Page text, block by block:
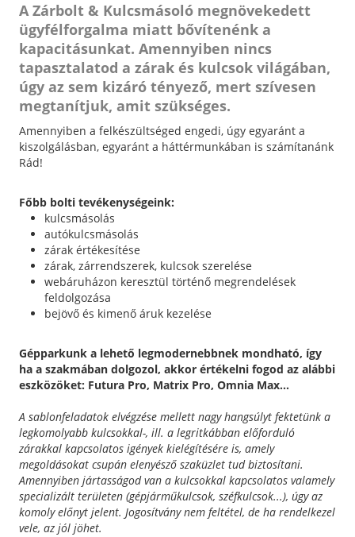
A Zárbolt & Kulcsmásoló megnövekedett
ügyfélforgalma miatt bővítenénk a
kapacitásunkat. Amennyiben nincs
tapasztalatod a zárak és kulcsok világában,
úgy az sem kizáró tényező, mert szívesen
megtanítjuk, amit szükséges.
Amennyiben a felkészültséged engedi, úgy egyaránt a
kiszolgálásban, egyaránt a háttérmunkában is számítanánk
Rád!
Főbb bolti tevékenységeink:
kulcsmásolás
autókulcsmásolás
zárak értékesítése
zárak, zárrendszerek, kulcsok szerelése
webáruházon keresztül történő megrendelések
feldolgozása
bejövő és kimenő áruk kezelése
Gépparkunk a lehető legmodernebbnek mondható, így
ha a szakmában dolgozol, akkor értékelni fogod az alábbi
eszközöket: Futura Pro, Matrix Pro, Omnia Max...
A sablonfeladatok elvégzése mellett nagy hangsúlyt fektetünk a
legkomolyabb kulcsokkal-, ill. a legritkábban előforduló
zárakkal kapcsolatos igények kielégítésére is, amely
megoldásokat csupán elenyésző szaküzlet tud biztosítani.
Amennyiben jártasságod van a kulcsokkal kapcsolatos valamely
specializált területen (gépjárműkulcsok, széfkulcsok...), úgy az
komoly előnyt jelent. Jogosítvány nem feltétel, de ha rendelkezel
vele, az jól jöhet.